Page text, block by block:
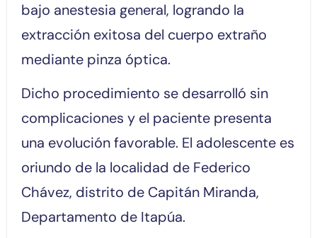
bajo anestesia general, logrando la
extracción exitosa del cuerpo extraño
mediante pinza óptica.
Dicho procedimiento se desarrolló sin
complicaciones y el paciente presenta
una evolución favorable. El adolescente es
oriundo de la localidad de Federico
Chávez, distrito de Capitán Miranda,
Departamento de Itapúa.